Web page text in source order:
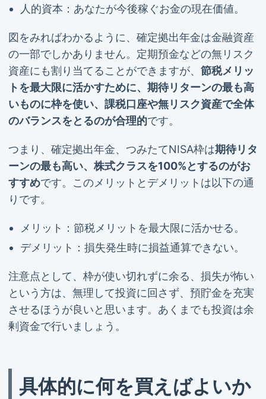
人的資本：あなたが今後稼ぐお金の現在価値。
図をみればわかるように、確定拠出年金は金融資産
の一部でしかありません。定期預金などの無リスク
資産にも割り当てることができますが、 節税メリッ
トを最大限に活かすために、期待リターンの最も高
いものに枠を使い、課税口座や無リスク資産で全体
のバランスをとるのが合理的です。
つまり、確定拠出年金、つみたてNISA枠は期待リタ
ーンの最も高い、株式クラスを100%とするのがお
すすめです。このメリットとデメリットは以下の通
りです。
メリット：節税メリットを最大限に活かせる。
デメリット：損失発生時に損益通算できない。
注意点として、枠が使い切れずに余る、損失が怖い
という方は、無理して投資に回さず、預貯金を充実
させるほうが良いと思います。あくまでも投資は余
剰資金で行いましょう。
具体的に何を買えばよいか